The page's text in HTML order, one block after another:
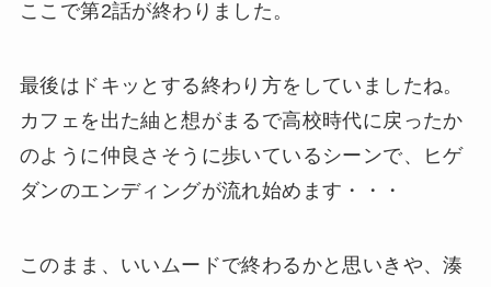
ここで第2話が終わりました。
最後はドキッとする終わり方をしていましたね。
カフェを出た紬と想がまるで高校時代に戻ったか
のように仲良さそうに歩いているシーンで、ヒゲ
ダンのエンディングが流れ始めます・・・
このまま、いいムードで終わるかと思いきや、湊